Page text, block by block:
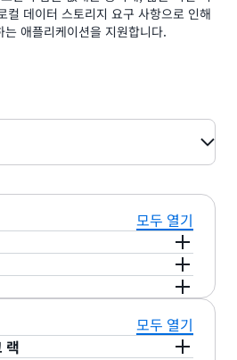
컬 데이터 스토리지 요구 사항으로 인해
애플리케이션을 지원합니다.
모두 열기
및 데이터 레지던시 요구 사항
Amazon Elastic Compute
Elastic Block Store(EBS),
Service(S3) 용량을 혼
인스턴스는 컴퓨팅, 메모리
균형 있게 제공하며, 범용 워크
론, 웹 및 애플리케이션 서버,
랙은 1세대
Elastic Block
모두 열기
랙